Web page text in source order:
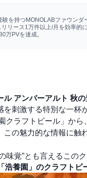
を持つMONOLABファウン
リース1万件以上/月を効率的
万PVを達成。
アンバーアルト 秋
刺激する特別な一杯
クラフトビール」か
この魅力的な情報に
味覚”とも言えるこの
浩養園」のクラフトビ